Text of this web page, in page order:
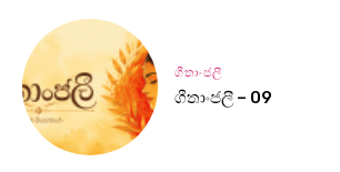
ගීතාංජලී
ගීතාංජලී – 09